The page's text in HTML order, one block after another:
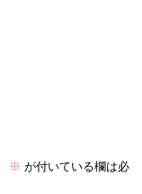
※ が付いている欄は必